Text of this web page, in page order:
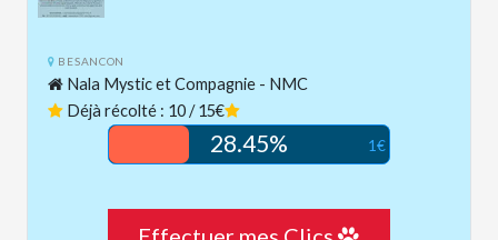
BESANCON
Nala Mystic et Compagnie - NMC
Déjà récolté : 10 / 15€
28.45% 1€